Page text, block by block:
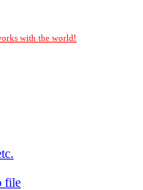
with the world!
file